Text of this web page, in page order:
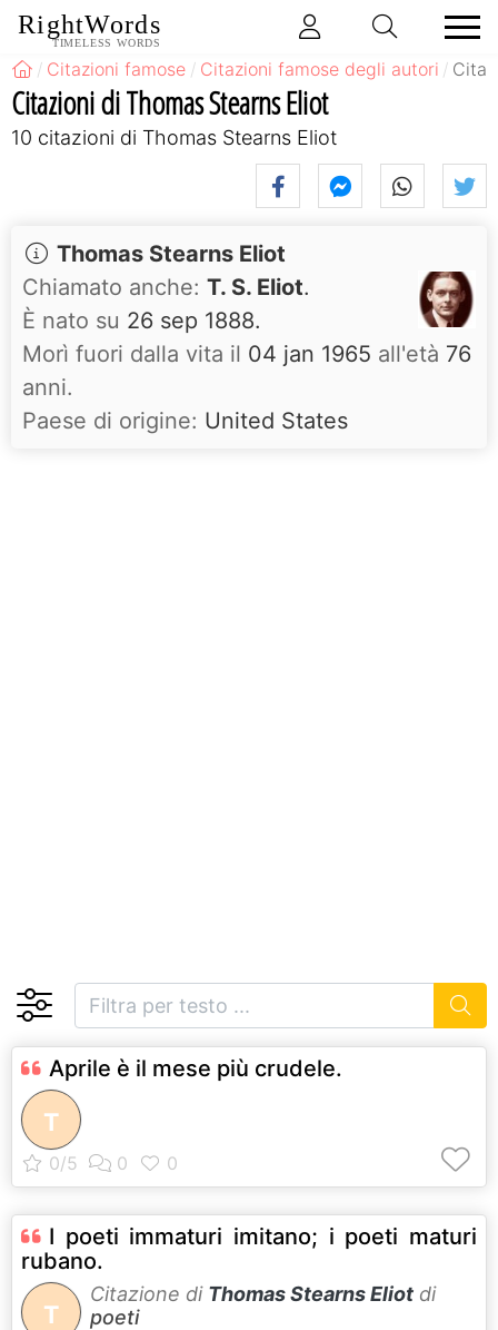
RightWords
TIMELESS WORDS
Citazioni famose Citazioni famose degli autori
Citazioni di Thomas Stearns Eliot
10 citazioni di Thomas Stearns Eliot
Thomas Stearns Eliot
Chiamato anche: T. S. Eliot.
È nato su 26 sep 1888.
Morì fuori dalla vita il 04 jan 1965 all'età 76
anni.
Paese di origine: United States
Aprile è il mese più crudele.
T
I poeti immaturi imitano; i poeti maturi
rubano.
T
Citazione di Thomas Stearns Eliot di
poeti